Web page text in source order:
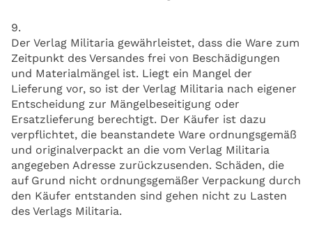
9.
Der Verlag Militaria gewährleistet, dass die Ware zum
Zeitpunkt des Versandes frei von Beschädigungen
und Materialmängel ist. Liegt ein Mangel der
Lieferung vor, so ist der Verlag Militaria nach eigener
Entscheidung zur Mängelbeseitigung oder
Ersatzlieferung berechtigt. Der Käufer ist dazu
verpflichtet, die beanstandete Ware ordnungsgemäß
und originalverpackt an die vom Verlag Militaria
angegeben Adresse zurückzusenden. Schäden, die
auf Grund nicht ordnungsgemäßer Verpackung durch
den Käufer entstanden sind gehen nicht zu Lasten
des Verlags Militaria.